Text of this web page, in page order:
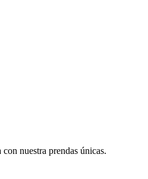
nuestra prendas únicas.